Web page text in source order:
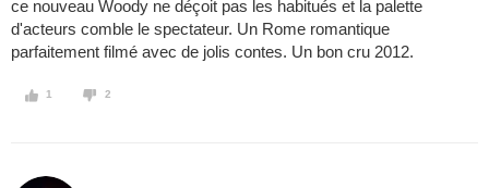
ce nouveau Woody ne déçoit pas les habitués et la palette
d'acteurs comble le spectateur. Un Rome romantique
parfaitement filmé avec de jolis contes. Un bon cru 2012.
1 2